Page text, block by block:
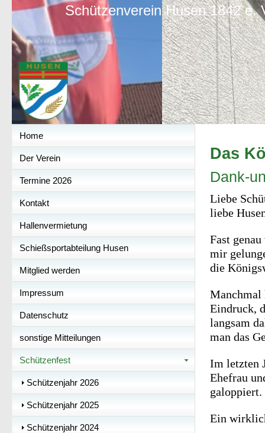
Schützenverein Husen 1842 e.
Home
Der Verein
Termine 2026
Kontakt
Hallenvermietung
Schießsportabteilung Husen
Mitglied werden
Impressum
Datenschutz
sonstige Mitteilungen
Schützenfest
Schützenjahr 2026
Schützenjahr 2025
Schützenjahr 2024
Das
Dank-
Liebe
liebe
Fast
mir
die
Manchmal
Eindruck,
langsam
man das
Im letzten
Ehefrau
galoppiert.
Ein